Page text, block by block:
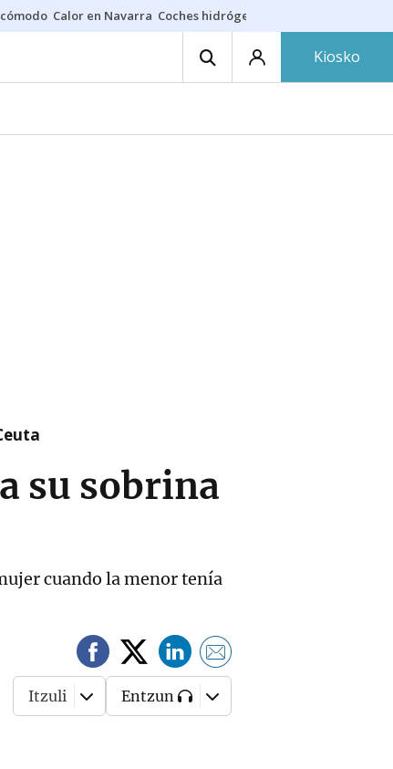
Calor en Navarra Coches hidrógeno
Kiosko
su sobrina
cuando la menor tenía
Itzuli Entzun